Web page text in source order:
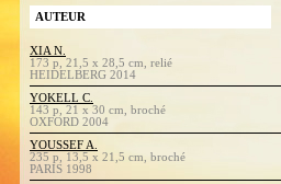
AUTEUR
XIA N.
173 p, 21,5 x 28,5 cm, relié
HEIDELBERG 2014
YOKELL C.
143 p, 21 x 30 cm, broché
OXFORD 2004
YOUSSEF A.
235 p, 13,5 x 21,5 cm, broché
PARIS 1998